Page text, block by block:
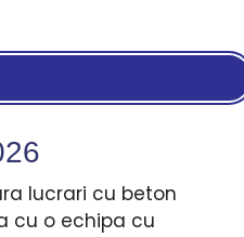
lucrari cu beton
cu o echipa cu